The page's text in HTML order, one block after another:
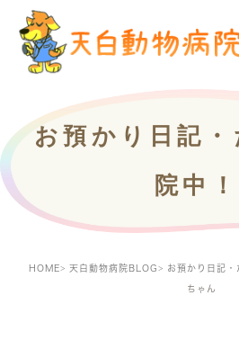
お預かり日記
院中！
HOME 天白動物病院BLOG お預かり日記・
ちゃん